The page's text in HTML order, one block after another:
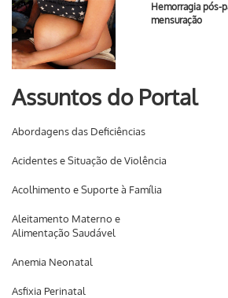
Hemorragia pós-
mensuração
Assuntos do Portal
Abordagens das Deficiências
Acidentes e Situação de Violência
Acolhimento e Suporte à Família
Aleitamento Materno e
Alimentação Saudável
Anemia Neonatal
Asfixia Perinatal